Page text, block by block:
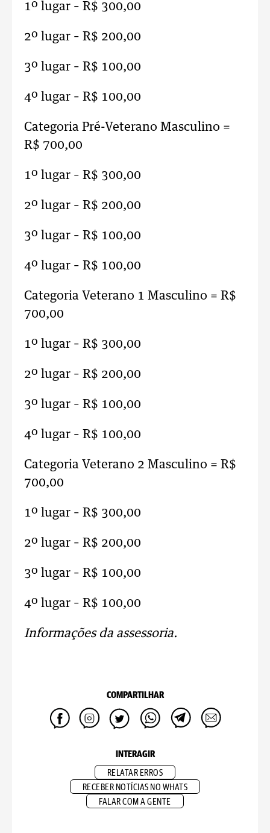
1º lugar – R$ 300,00
2º lugar – R$ 200,00
3º lugar – R$ 100,00
4º lugar – R$ 100,00
Categoria Pré-Veterano Masculino =
R$ 700,00
1º lugar – R$ 300,00
2º lugar – R$ 200,00
3º lugar – R$ 100,00
4º lugar – R$ 100,00
Categoria Veterano 1 Masculino = R$
700,00
1º lugar – R$ 300,00
2º lugar – R$ 200,00
3º lugar – R$ 100,00
4º lugar – R$ 100,00
Categoria Veterano 2 Masculino = R$
700,00
1º lugar – R$ 300,00
2º lugar – R$ 200,00
3º lugar – R$ 100,00
4º lugar – R$ 100,00
Informações da assessoria.
COMPARTILHAR
INTERAGIR
RELATAR ERROS
RECEBER NOTÍCIAS NO WHATS
FALAR COM A GENTE